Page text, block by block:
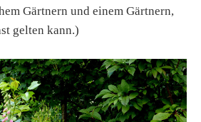
Gärtnern und einem Gärtnern,
gelten kann.)